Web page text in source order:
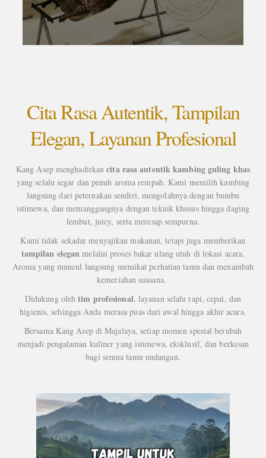
Cita Rasa Autentik, Tampilan
Elegan, Layanan Profesional
Kang Asep menghadirkancita rasa autentik kambing guling khas
yang selalu segar dan penuh aroma rempah. Kami memilih kambing
langsung dari peternakan sendiri, mengolahnya dengan bumbu
istimewa, dan memanggangnya dengan teknik khusus hingga daging
lembut, juicy, serta meresap sempurna.
Kami tidak sekadar menyajikan makanan, tetapi juga memberikan
tampilan elegan melalui proses bakar ulang utuh di lokasi acara.
Aroma yang muncul langsung memikat perhatian tamu dan menambah
kemeriahan suasana.
Didukung olehtim profesional, layanan selalu rapi, cepat, dan
higienis, sehingga Anda merasa puas dari awal hingga akhir acara.
Bersama Kang Asep di Majalaya, setiap momen spesial berubah
menjadi pengalaman kuliner yang istimewa, eksklusif, dan berkesan
bagi semua tamu undangan.